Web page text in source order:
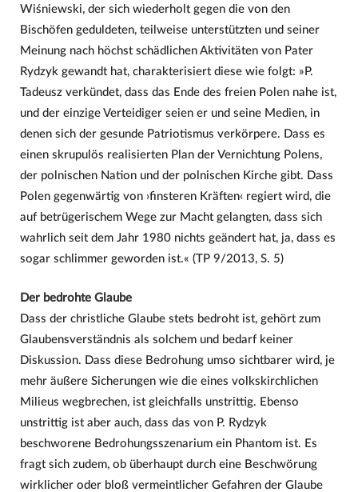
Wiśniewski, der sich wiederholt gegen die von den
Bischöfen geduldeten, teilweise unterstützten und seiner
Meinung nach höchst schädlichen Aktivitäten von Pater
Rydzyk gewandt hat, charakterisiert diese wie folgt: »P.
Tadeusz verkündet, dass das Ende des freien Polen nahe ist,
und der einzige Verteidiger seien er und seine Medien, in
denen sich der gesunde Patriotismus verkörpere. Dass es
einen skrupulös realisierten Plan der Vernichtung Polens,
der polnischen Nation und der polnischen Kirche gibt. Dass
Polen gegenwärtig von ›finsteren Kräften‹ regiert wird, die
auf betrügerischem Wege zur Macht gelangten, dass sich
wahrlich seit dem Jahr 1980 nichts geändert hat, ja, dass es
sogar schlimmer geworden ist.« (TP 9/2013, S. 5)
Der bedrohte Glaube
Dass der christliche Glaube stets bedroht ist, gehört zum
Glaubensverständnis als solchem und bedarf keiner
Diskussion. Dass diese Bedrohung umso sichtbarer wird, je
mehr äußere Sicherungen wie die eines volkskirchlichen
Milieus wegbrechen, ist gleichfalls unstrittig. Ebenso
unstrittig ist aber auch, dass das von P. Rydzyk
beschworene Bedrohungsszenarium ein Phantom ist. Es
fragt sich zudem, ob überhaupt durch eine Beschwörung
wirklicher oder bloß vermeintlicher Gefahren der Glaube